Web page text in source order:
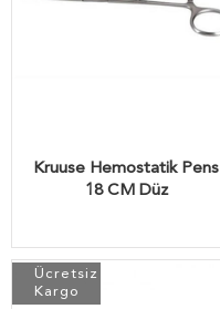
Kruuse Hemostatik Pens
18 CM Düz
Ücretsiz
Kargo